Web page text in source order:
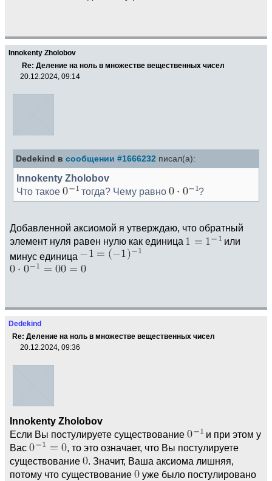
Innokenty Zholobov
Re: Деление на ноль в множестве вещественных чисел
20.12.2024, 09:14
Dedekind в сообщении #1666232 писал(а):
Innokenty Zholobov
Что такое
тогда? Чему равно ?
Добавленной аксиомой я утверждаю, что обратный
элемент нуля равен нулю как единица
или
минус единица
Dedekind
Re: Деление на ноль в множестве вещественных чисел
20.12.2024, 09:36
Innokenty Zholobov
Если Вы постулируете существование
и при этом у
Вас
, то это означает, что Вы постулируете
существование
. Значит, Ваша аксиома лишняя,
потому что существование
уже было постулировано